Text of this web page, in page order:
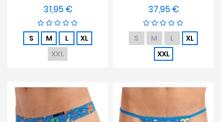
31,95 €Preis
S M L
XL
XXL
37,95 €Preis
S M L
XL
XXL